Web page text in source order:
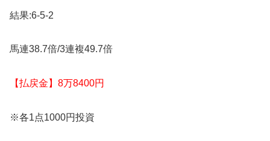
結果:6-5-2
馬連38.7倍/3連複49.7倍
【払戻金】8万8400円
※各1点1000円投資